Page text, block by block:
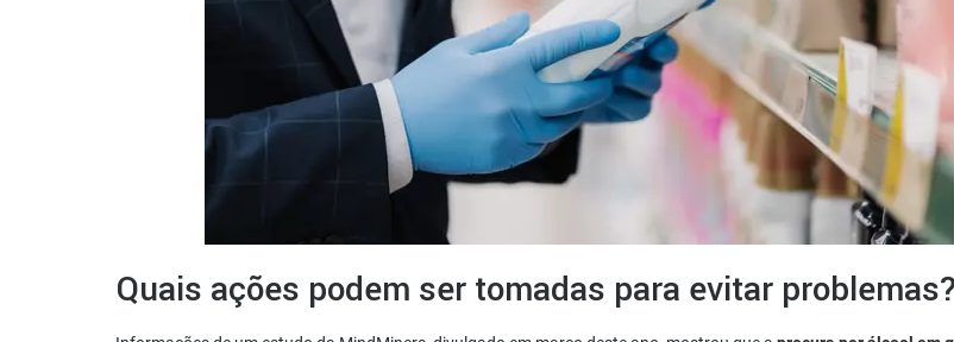
Quais ações podem ser tomadas para evitar problemas?